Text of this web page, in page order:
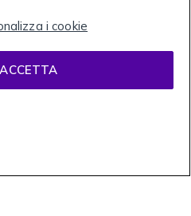
i cookie
ACCETTA